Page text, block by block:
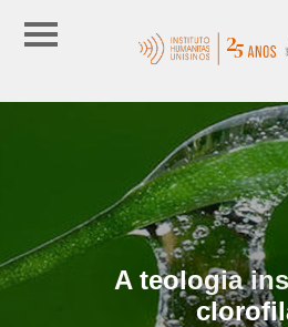
A teologia